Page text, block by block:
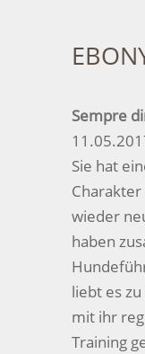
Sempre
Sie hat
wieder
haben
liebt es
mit ihr
Training